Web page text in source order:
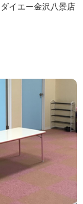
イエー金沢八景店